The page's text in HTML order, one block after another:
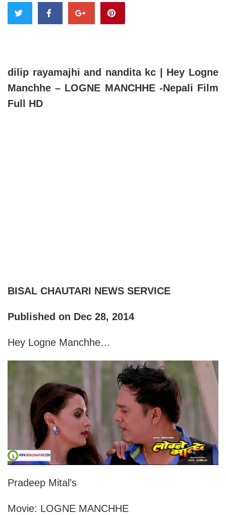
dilip rayamajhi and nandita kc | Hey Logne
Manchhe – LOGNE MANCHHE -Nepali Film
Full HD
BISAL CHAUTARI NEWS SERVICE
Published on Dec 28, 2014
Hey Logne Manchhe…
Pradeep Mital’s
Movie: LOGNE MANCHHE